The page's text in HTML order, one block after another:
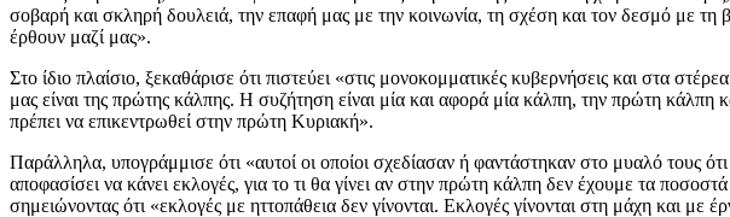
σοβαρή και σκληρή δουλειά, την επαφή μας με την κοινωνία, τη σχέση και τον δεσμό με
έρθουν μαζί μας».
Στο ίδιο πλαίσιο, ξεκαθάρισε ότι πιστεύει «στις μονοκομματικές κυβερνήσεις και στα
μας είναι της πρώτης κάλπης. Η συζήτηση είναι μία και αφορά μία κάλπη, την πρώτη κάλπη
πρέπει να επικεντρωθεί στην πρώτη Κυριακή».
Παράλληλα, υπογράμμισε ότι «αυτοί οι οποίοι σχεδίασαν ή φαντάστηκαν στο μυαλό τους
αποφασίσει να κάνει εκλογές, για το τι θα γίνει αν στην πρώτη κάλπη δεν έχουμε τα
σημειώνοντας ότι «εκλογές με ηττοπάθεια δεν γίνονται. Εκλογές γίνονται στη μάχη και με